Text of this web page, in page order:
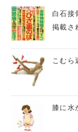
白石接
掲載さ
こむら
膝に水